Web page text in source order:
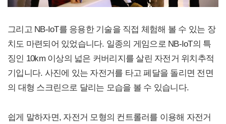
그리고 NB-IoT를 응용한 기술을 직접 체험해 볼 수 있는 장
치도 마련되어 있었습니다. 일종의 게임으로 NB-IoT의 특
징인 10km 이상의 넓은 커버리지를 살린 자전거 위치추적
기입니다. 사진에 있는 자전거를 타고 페달을 돌리면 전면
의 대형 스크린으로 달리는 모습을 볼 수 있습니다.
쉽게 말하자면, 자전거 모형의 컨트롤러를 이용해 자전거